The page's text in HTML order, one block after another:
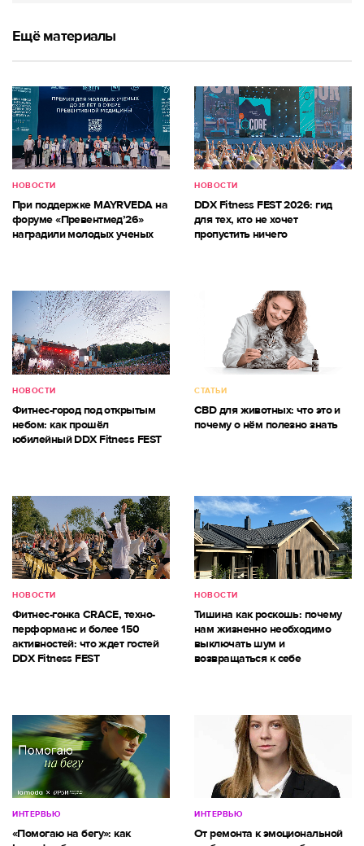
Ещё материалы
НОВОСТИ
При поддержке MAYRVEDA на
форуме «Превентмед’26»
наградили молодых ученых
НОВОСТИ
DDX Fitness FEST 2026: гид
для тех, кто не хочет
пропустить ничего
НОВОСТИ
Фитнес-город под открытым
небом: как прошёл
юбилейный DDX Fitness FEST
СТАТЬИ
CBD для животных: что это и
почему о нём полезно знать
НОВОСТИ
Фитнес-гонка CRACE, техно-
перформанс и более 150
активностей: что ждет гостей
DDX Fitness FEST
НОВОСТИ
Тишина как роскошь: почему
нам жизненно необходимо
выключать шум и
возвращаться к себе
ИНТЕРВЬЮ
«Помогаю на бегу»: как
ИНТЕРВЬЮ
От ремонта к эмоциональной